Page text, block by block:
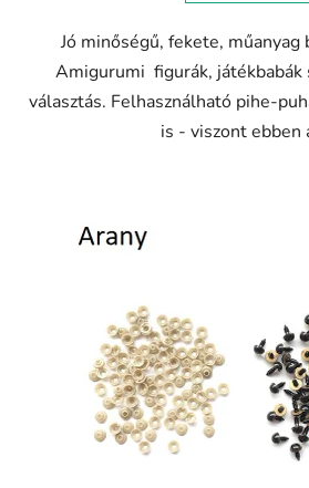
Jó minőségű, fekete, műanyag
Amigurumi figurák, játékbabák
választás. Felhasználható pihe-
is - viszont ebben